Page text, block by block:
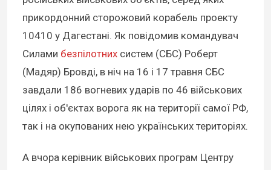
прикордонний сторожовий корабель проекту
10410 у Дагестані. Як повідомив командувач
Силами безпілотних систем (СБС) Роберт
(Мадяр) Бровді, в ніч на 16 і 17 травня СБС
завдали 186 вогневих ударів по 46 військових
цілях і об'єктах ворога як на території самої РФ,
так і на окупованих нею українських територіях.
А вчора керівник військових програм Центру